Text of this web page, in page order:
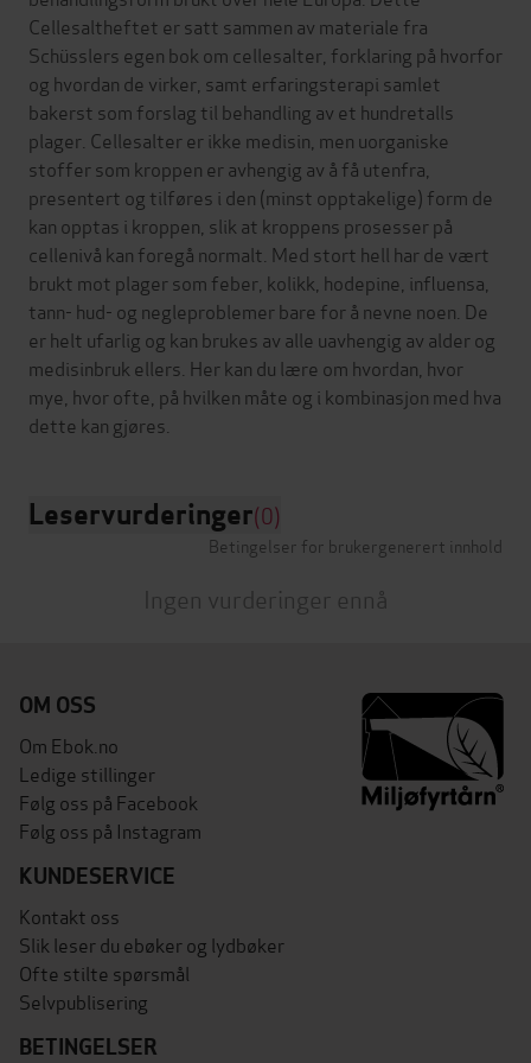
Cellesaltheftet er satt sammen av materiale fra
Schüsslers egen bok om cellesalter, forklaring på hvorfor
og hvordan de virker, samt erfaringsterapi samlet
bakerst som forslag til behandling av et hundretalls
plager. Cellesalter er ikke medisin, men uorganiske
stoffer som kroppen er avhengig av å få utenfra,
presentert og tilføres i den (minst opptakelige) form de
kan opptas i kroppen, slik at kroppens prosesser på
cellenivå kan foregå normalt. Med stort hell har de vært
brukt mot plager som feber, kolikk, hodepine, influensa,
tann- hud- og negleproblemer bare for å nevne noen. De
er helt ufarlig og kan brukes av alle uavhengig av alder og
medisinbruk ellers. Her kan du lære om hvordan, hvor
mye, hvor ofte, på hvilken måte og i kombinasjon med hva
Leservurderinger(0)
Betingelser for brukergenerert innhold
Ingen vurderinger ennå
OM OSS
Om Ebok.no
Ledige stillinger
Følg oss på Facebook
Følg oss på Instagram
KUNDESERVICE
Kontakt oss
Slik leser du ebøker og lydbøker
Ofte stilte spørsmål
Selvpublisering
BETINGELSER